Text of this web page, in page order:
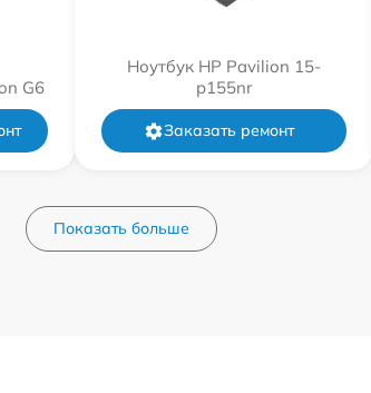
G6
Ноутбук HP Pavilion 15-
p155nr
Заказать ремонт
Показать больше